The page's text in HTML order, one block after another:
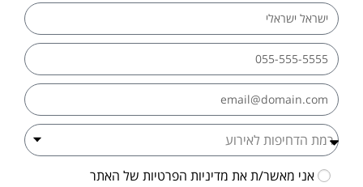
אני מאשר/ת את מדיניות הפרטיות של האתר